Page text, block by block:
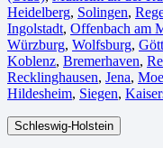
Heidelberg, Solingen,
Ingolstadt, Offenbach am
Würzburg, Wolfsburg⁠,
Koblenz, Bremerhaven⁠,
Recklinghausen, Jena⁠,
Hildesheim⁠, Siegen⁠,
Schleswig-Holstein